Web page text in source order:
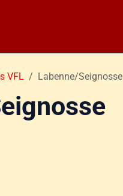
VFL Labenne/Seignosse